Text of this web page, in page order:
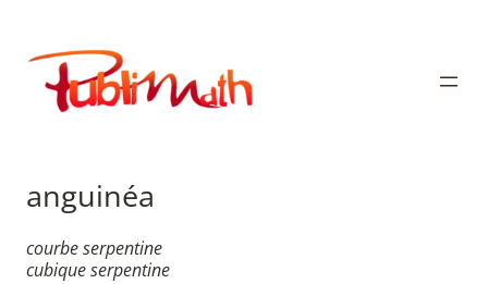
contenu
Publimath
anguinéa
courbe serpentine
cubique serpentine